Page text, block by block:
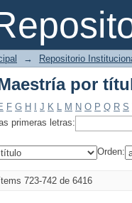
por
→ Repositorio
por
F G H J K L M N O P Q R S
primeras letras:
Orden:
723-742 de 6416